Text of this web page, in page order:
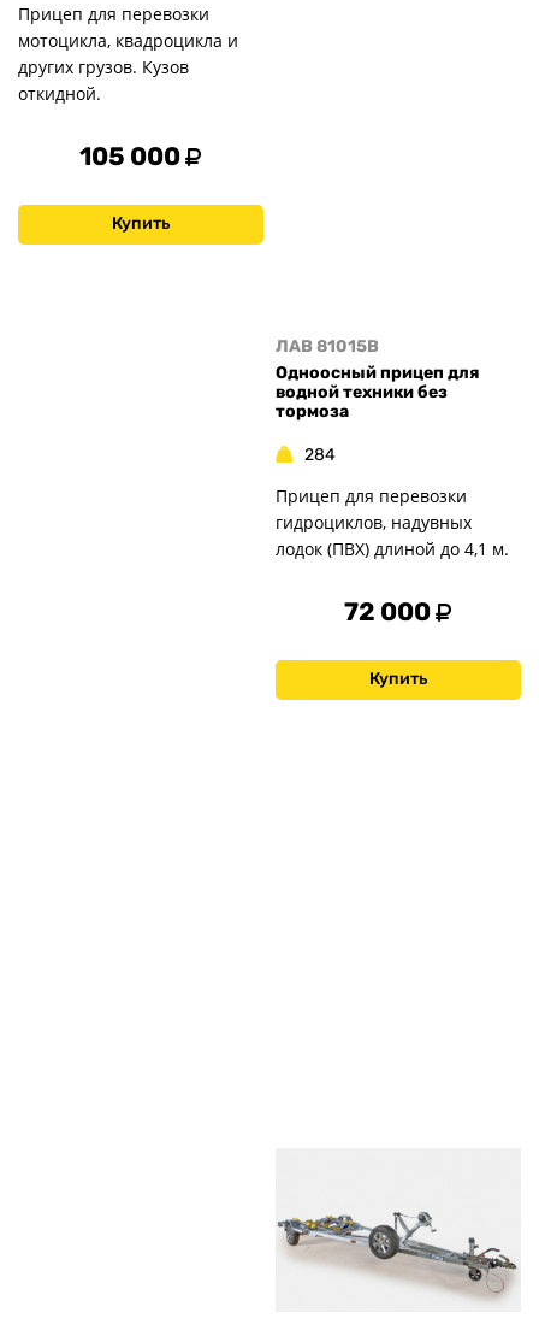
Прицеп для перевозки
мотоцикла, квадроцикла и
других грузов. Кузов
откидной.
105 000
Купить
ЛАВ 81015B
Одноосный прицеп для
водной техники без
тормоза
284
Прицеп для перевозки
гидроциклов, надувных
лодок (ПВХ) длиной до 4,1 м.
72 000
Купить